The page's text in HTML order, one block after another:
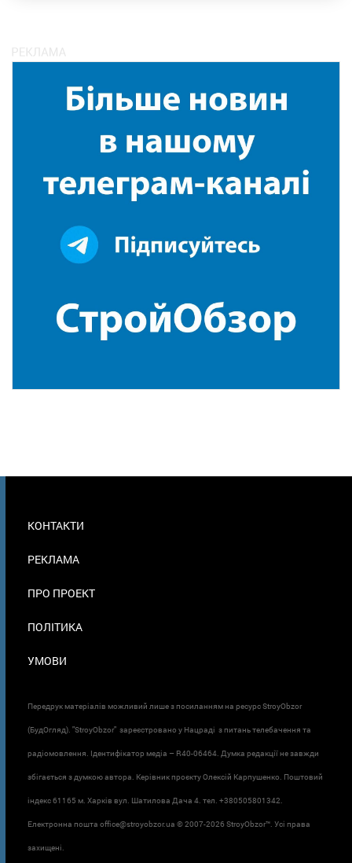
В
КОНТАКТИ
РЕКЛАМА
ПРО ПРОЕКТ
ПОЛІТИКА
УМОВИ
Передрук матеріалів можливий лише з посиланням на ресурс StroyObzor
(БудОгляд). "StroyObzor" зареєстровано у Нацраді з питань телебачення та
радіомовлення. Ідентифікатор медіа – R40-06464. Думка редакції не завжди
збігається з думкою автора. Керівник проєкту Олексій Карпушенко. Поштовий
індекс 61165 м. Харків вул. Шатилова Дача 4. тел. +380505801342.
Електронна пошта office@stroyobzor.ua © 2007-2026 StroyObzor™. Усі права
захищені.